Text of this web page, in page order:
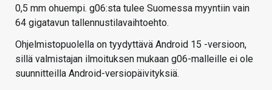
0,5 mm ohuempi. g06:sta tulee Suomessa myyntiin vain
64 gigatavun tallennustilavaihtoehto.
Ohjelmistopuolella on tyydyttävä Android 15 -versioon,
sillä valmistajan ilmoituksen mukaan g06-malleille ei ole
suunnitteilla Android-versiopäivityksiä.